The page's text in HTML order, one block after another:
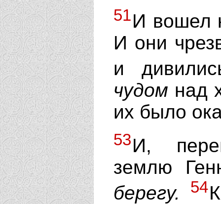
51И вошел
И они
и
чудом над
их было
53И,
землю
берегу.
54